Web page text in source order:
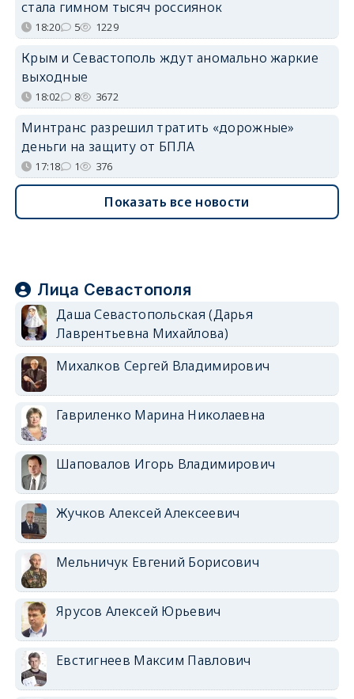
стала гимном тысяч россиянок
18:20 5 1229
Крым и Севастополь ждут аномально жаркие
выходные
18:02 8 3672
Минтранс разрешил тратить «дорожные»
деньги на защиту от БПЛА
17:18 1 376
Показать все новости
Лица Севастополя
Даша Севастопольская (Дарья
Лаврентьевна Михайлова)
Михалков Сергей Владимирович
Гавриленко Марина Николаевна
Шаповалов Игорь Владимирович
Жучков Алексей Алексеевич
Мельничук Евгений Борисович
Ярусов Алексей Юрьевич
Евстигнеев Максим Павлович